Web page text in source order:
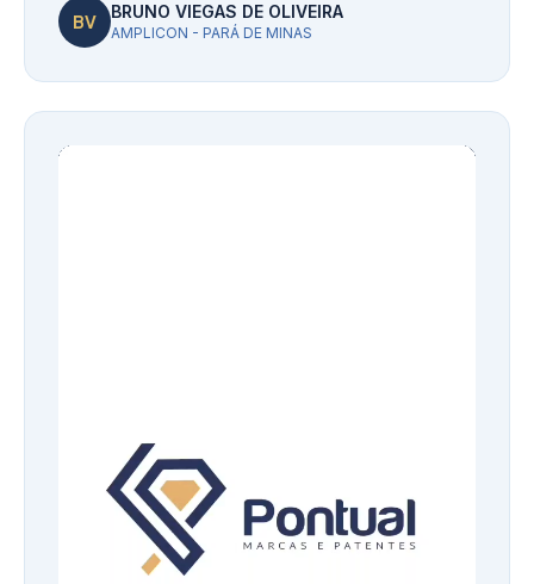
BV BRUNO VIEGAS DE OLIVEIRA
AMPLICON - PARÁ DE MINAS